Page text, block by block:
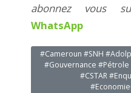
abonnez vous
WhatsApp
#Cameroun #SNH
#Gouvernance
#CSTAR